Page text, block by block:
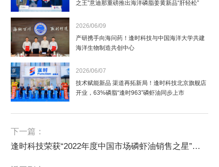
之王”意迪那重磅推出海洋磷脂姜黄新品“肝轻松”
2026/06/09
产研携手向海问药！逢时科技与中国海洋大学共建
海洋生物制造共创中心
2026/06/07
技术赋能新品 渠道再拓新局！逢时科技北京旗舰店
开业，63%磷脂“逢时963”磷虾油同步上市
下一篇：
逢时科技荣获“2022年度中国市场磷虾油销售之星”荣誉称号